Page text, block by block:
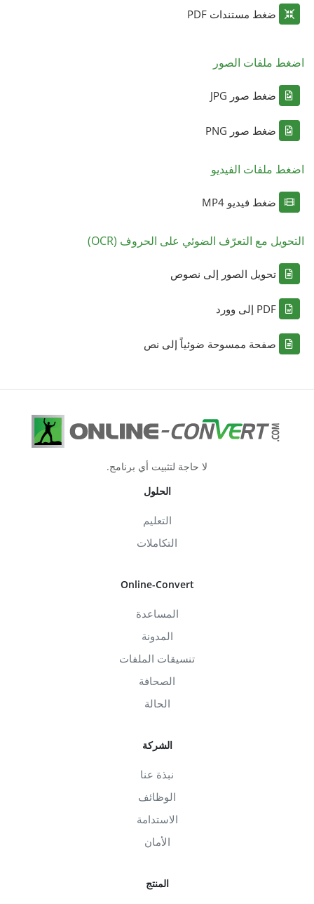
ضغط مستندات PDF
اضغط ملفات الصور
ضغط صور JPG
ضغط صور PNG
اضغط ملفات الفيديو
ضغط فيديو MP4
التحويل مع التعرّف الضوئي على الحروف (OCR)
تحويل الصور إلى نصوص
PDF إلى وورد
صفحة ممسوحة ضوئياً إلى نص
لا حاجة لتثبيت أي برنامج.
الحلول
التعليم
التكاملات
Online-Convert
المساعدة
المدونة
تنسيقات الملفات
الصحافة
الحالة
الشركة
نبذة عنا
الوظائف
الاستدامة
الأمان
المنتج